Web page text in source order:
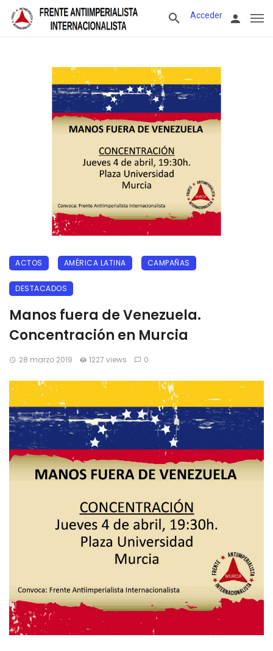
Acceder
ACTOS AMÉRICA LATINA CAMPAÑAS
DESTACADOS
Manos fuera de Venezuela.
Concentración en Murcia
28 marzo 2019 1227 views 0